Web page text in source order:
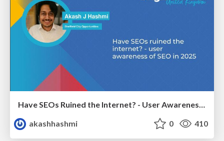
Have SEOs Ruined the Internet? - User Awareness of SEO in 2025
akashhashmi
0 410